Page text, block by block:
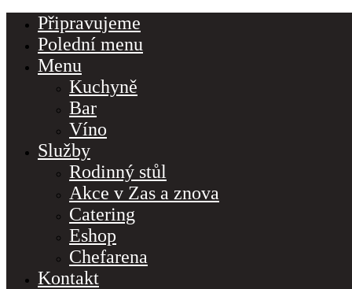
Připravujeme
Polední menu
Menu
Kuchyně
Bar
Víno
Služby
Rodinný stůl
Akce v Zas a znova
Catering
Eshop
Chefarena
Kontakt